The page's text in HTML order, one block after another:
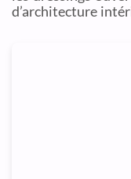
d’architecture